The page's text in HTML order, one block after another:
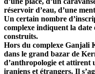
réservoir d’eau, d’une
Un certain nombre
complexe indiquent la date
construits.
Hors du complexe Ganjali
dans le grand bazar de
d’anthropologie et attirent
iraniens et étrangers. Il